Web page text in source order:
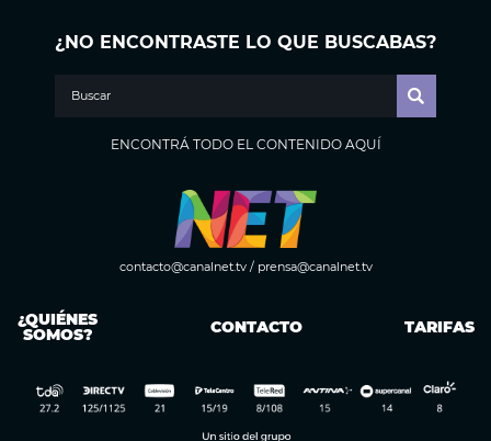
¿NO ENCONTRASTE LO QUE BUSCABAS?
ENCONTRÁ TODO EL CONTENIDO AQUÍ
contacto@canalnet.tv/ prensa@canalnet.tv
¿QUIÉNES
SOMOS? CONTACTO TARIFAS